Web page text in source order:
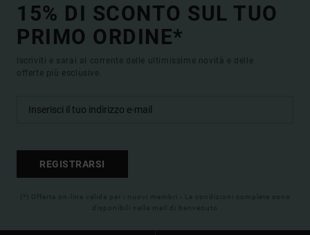
15% DI SCONTO SUL TUO
PRIMO ORDINE*
Iscriviti e sarai al corrente delle ultimissime novità e delle
offerte più esclusive.
REGISTRARSI
(*) Offerta on-line valida per i nuovi membri - Le condizioni complete sono
disponibili nella mail di benvenuto